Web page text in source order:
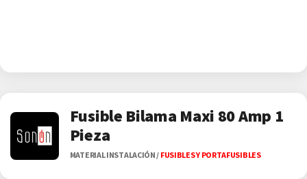
Fusible Bilama Maxi 80 Amp 1
Pieza
MATERIAL INSTALACIÓN/ FUSIBLES Y PORTAFUSIBLES